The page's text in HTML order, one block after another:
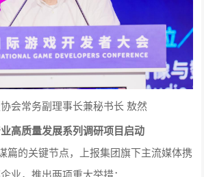
会常务副理事长兼秘书长 敖然
高质量发展系列调研项目启动
篇的关键节点，上报集团旗下主流媒体携
业，推出两项重大举措：